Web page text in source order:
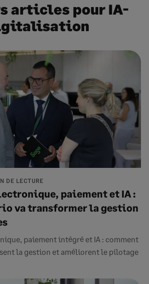
articles pour IA-
DE LECTURE
paiement et IA :
va transformer la gestion
paiement intégré et IA : comment
la gestion et améliorent le pilotage